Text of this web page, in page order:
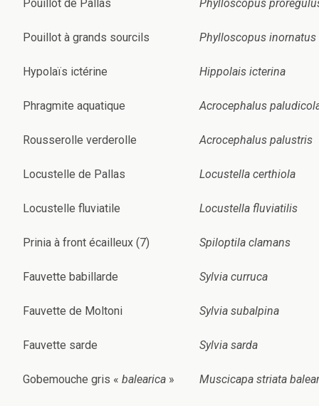
Pouillot de Pallas Phylloscopus
Pouillot à grands sourcils Phylloscopus inornatus
Hypolaïs ictérine Hippolais icterina
Phragmite aquatique Acrocephalus
Rousserolle verderolle Acrocephalus palustris
Locustelle de Pallas Locustella certhiola
Locustelle fluviatile Locustella fluviatilis
Prinia à front écailleux (7) Spiloptila clamans
Fauvette babillarde Sylvia curruca
Fauvette de Moltoni Sylvia subalpina
Fauvette sarde Sylvia sarda
Gobemouche gris « balearica » Muscicapa striata